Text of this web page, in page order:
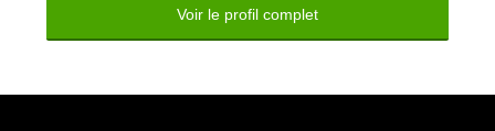
Voir le profil complet